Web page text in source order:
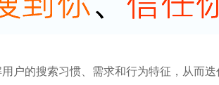
户的搜索习惯、需求和行为特征，从而迭